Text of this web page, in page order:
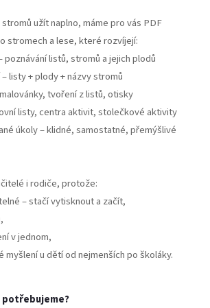
užít naplno, máme pro vás PDF
stromech a lese, které rozvíjejí:
poznávání listů, stromů a jejich plodů
listy + plody + názvy stromů
tvoření z listů, otisky
listy, centra aktivit, stolečkové aktivity
úkoly – klidné, samostatné, přemýšlivé
i rodiče, protože:
– stačí vytisknout a začít,
v jednom,
myšlení u dětí od nejmenších po školáky.
potřebujeme?